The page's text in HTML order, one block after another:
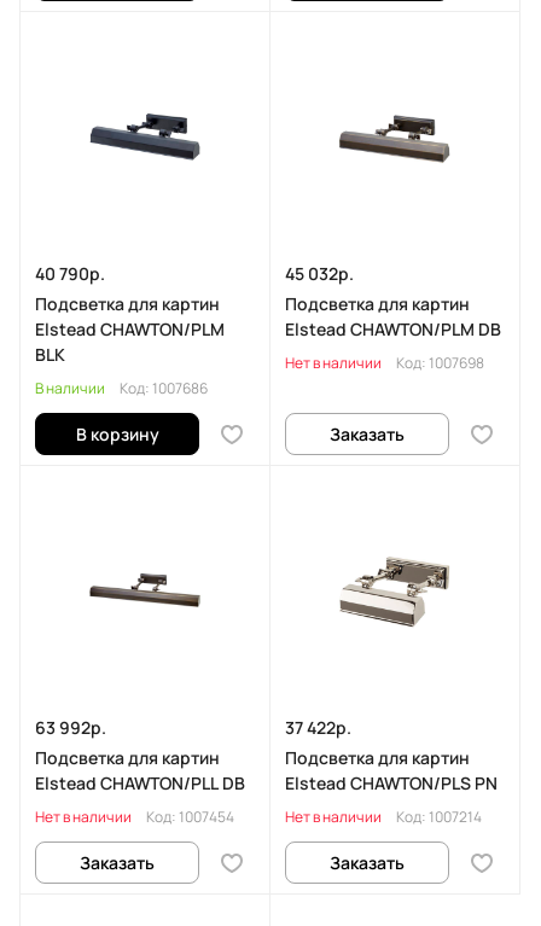
40 790р.
Подсветка для картин
Elstead CHAWTON/PLM
BLK
В наличии Код: 1007686
В корзину
45 032р.
Подсветка для картин
Elstead CHAWTON/PLM DB
Нет в наличии Код: 1007698
Заказать
63 992р.
Подсветка для картин
Elstead CHAWTON/PLL DB
Нет в наличии Код: 1007454
Заказать
37 422р.
Подсветка для картин
Elstead CHAWTON/PLS PN
Нет в наличии Код: 1007214
Заказать